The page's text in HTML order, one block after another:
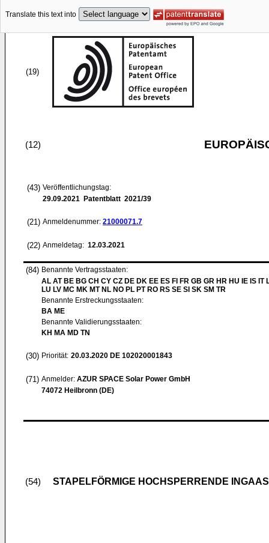
Translate this text into
(19)
(12)
(43) Veröffentlichungstag:
29.09.2021 Patentblatt 2021/39
(21) Anmeldenummer: 21000071.7
(22) Anmeldetag: 12.03.2021
(84) Benannte Vertragsstaaten:
AL AT BE BG CH CY CZ DE DK EE ES FI FR GB GR HR HU IE IS IT
LU LV MC MK MT NL NO PL PT RO RS SE SI SK SM TR
Benannte Erstreckungsstaaten:
BA ME
Benannte Validierungsstaaten:
KH MA MD TN
(30) Priorität: 20.03.2020 DE 102020001843
(71) Anmelder: AZUR SPACE Solar Power GmbH
74072 Heilbronn (DE)
(54) STAPELFÖRMIGE HOCHSPERRENDE